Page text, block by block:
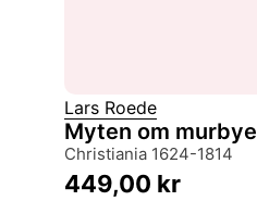
Lars Roede
Myten om
Christiania 1624-1814
449,00 kr